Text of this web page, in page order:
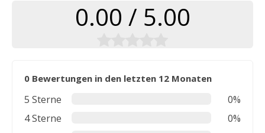
0.00 / 5.00
0 Bewertungen in den letzten 12 Monaten
5 Sterne
0%
4 Sterne
0%